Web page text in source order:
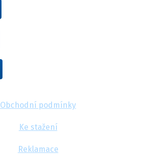
Obchodní podmínky
Ke stažení
Reklamace